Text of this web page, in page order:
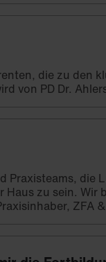
die zu den
von PD Dr.
Praxisteams, die
zu sein. Wir
ZFA